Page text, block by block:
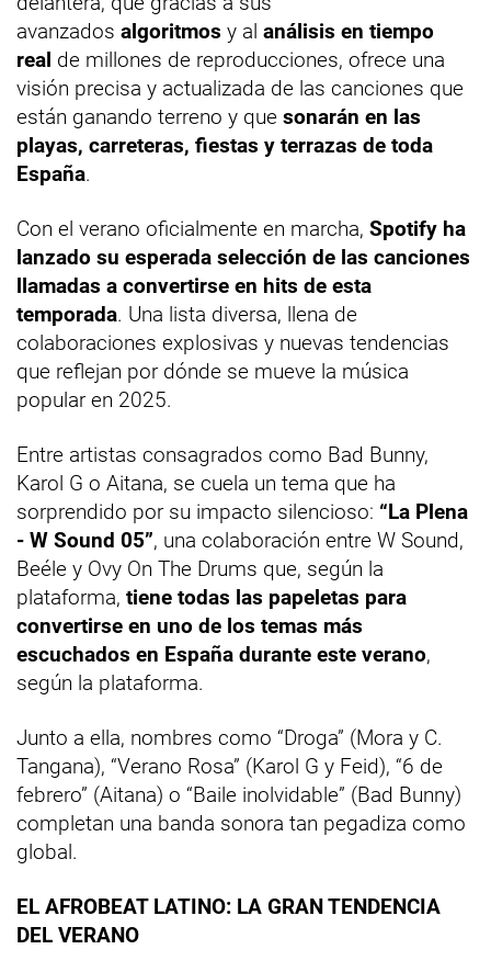
avanzados algoritmos y al análisis en tiempo
real de millones de reproducciones, ofrece una
visión precisa y actualizada de las canciones que
están ganando terreno y que sonarán en las
playas, carreteras, fiestas y terrazas de toda
España.
Con el verano oficialmente en marcha, Spotify ha
lanzado su esperada selección de las canciones
llamadas a convertirse en hits de esta
temporada. Una lista diversa, llena de
colaboraciones explosivas y nuevas tendencias
que reflejan por dónde se mueve la música
popular en 2025.
Entre artistas consagrados como Bad Bunny,
Karol G o Aitana, se cuela un tema que ha
sorprendido por su impacto silencioso: “La Plena
- W Sound 05”, una colaboración entre W Sound,
Beéle y Ovy On The Drums que, según la
plataforma, tiene todas las papeletas para
convertirse en uno de los temas más
escuchados en España durante este verano,
según la plataforma.
Junto a ella, nombres como “Droga” (Mora y C.
Tangana), “Verano Rosa” (Karol G y Feid), “6 de
febrero” (Aitana) o “Baile inolvidable” (Bad Bunny)
completan una banda sonora tan pegadiza como
global.
EL AFROBEAT LATINO: LA GRAN TENDENCIA
DEL VERANO